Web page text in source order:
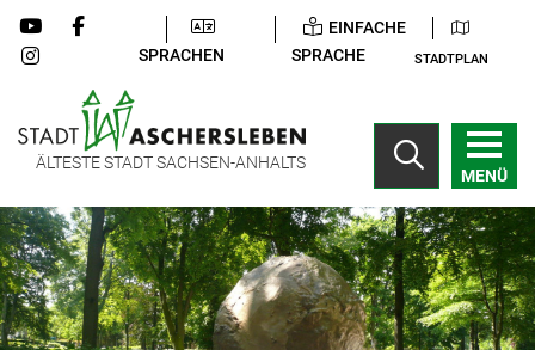
SPRACHEN
EINFACHE
SPRACHE
STADTPLAN
ÄLTESTE STADT SACHSEN-ANHALTS
MENÜ